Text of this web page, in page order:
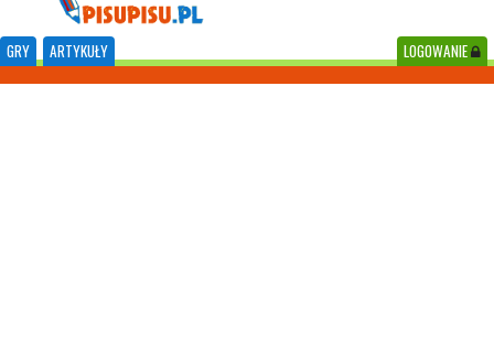
GRY ARTYKUŁY LOGOWANIE